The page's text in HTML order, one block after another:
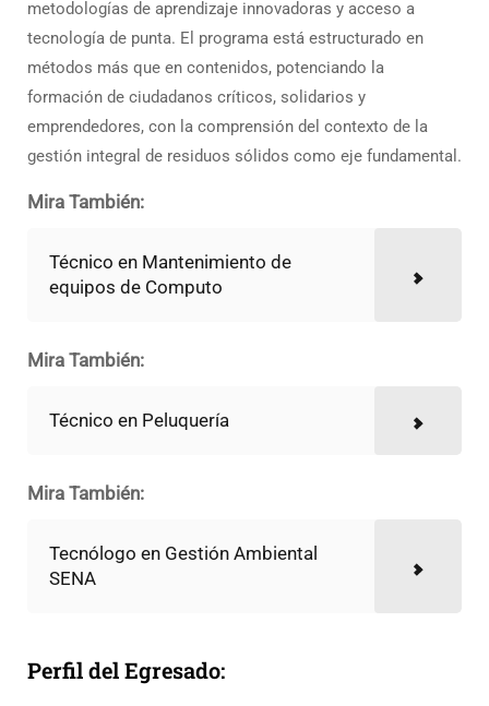
metodologías de aprendizaje innovadoras y acceso a
tecnología de punta. El programa está estructurado en
métodos más que en contenidos, potenciando la
formación de ciudadanos críticos, solidarios y
emprendedores, con la comprensión del contexto de la
gestión integral de residuos sólidos como eje fundamental.
Mira También:
Técnico en Mantenimiento de
equipos de Computo
Mira También:
Técnico en Peluquería
Mira También:
Tecnólogo en Gestión Ambiental
SENA
Perfil del Egresado: